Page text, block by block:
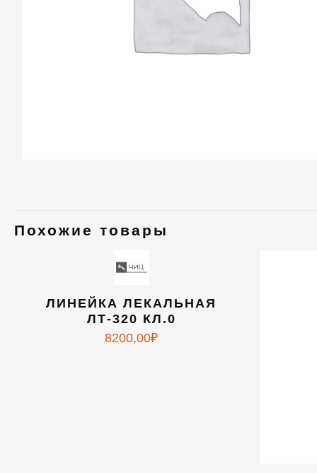
Похожие товары
ЛИНЕЙКА ЛЕКАЛЬНАЯ
ЛТ-320 КЛ.0
8200,00₽